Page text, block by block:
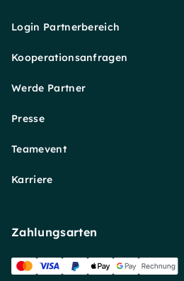
Login Partnerbereich
Kooperationsanfragen
Werde Partner
Presse
Teamevent
Karriere
Zahlungsarten